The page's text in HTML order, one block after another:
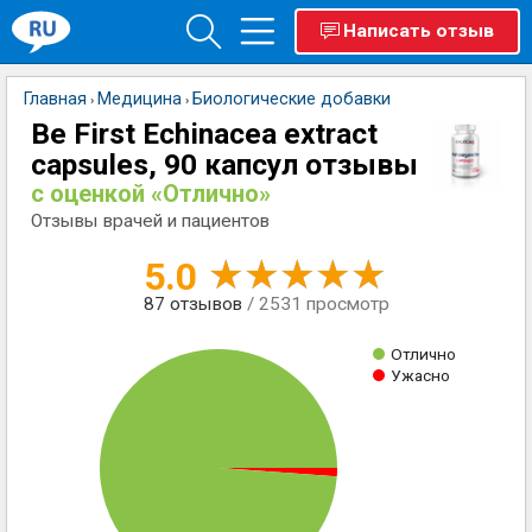
Написать отзыв
Главная › Медицина › Биологические добавки
Be First Echinacea extract
capsules, 90 капсул отзывы
с оценкой «Отлично»
Отзывы врачей и пациентов
5.0
87 отзывов / 2531 просмотр
Отлично
Ужасно